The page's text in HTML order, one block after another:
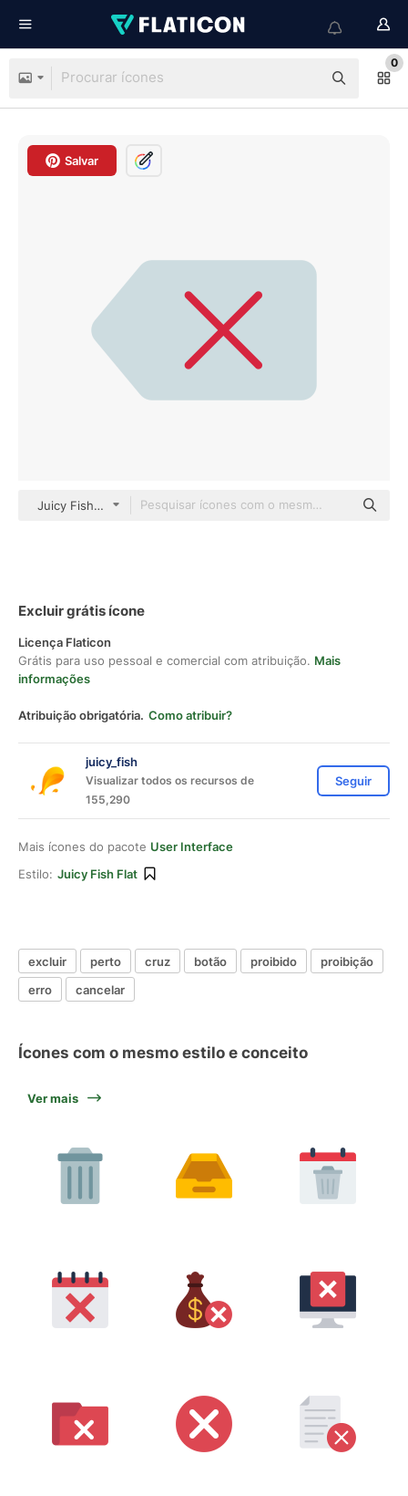
0
Salvar
Juicy Fish Flat
Excluir grátis ícone
Licença Flaticon
Grátis para uso pessoal e comercial com atribuição. Mais
informações
Atribuição obrigatória. Como atribuir?
juicy_fish
Visualizar todos os recursos de
155,290
Seguir
Mais ícones do pacote User Interface
Estilo: Juicy Fish Flat
excluir perto cruz botão proibido
proibição
erro
cancelar
Ícones com o mesmo estilo e conceito
Ver mais